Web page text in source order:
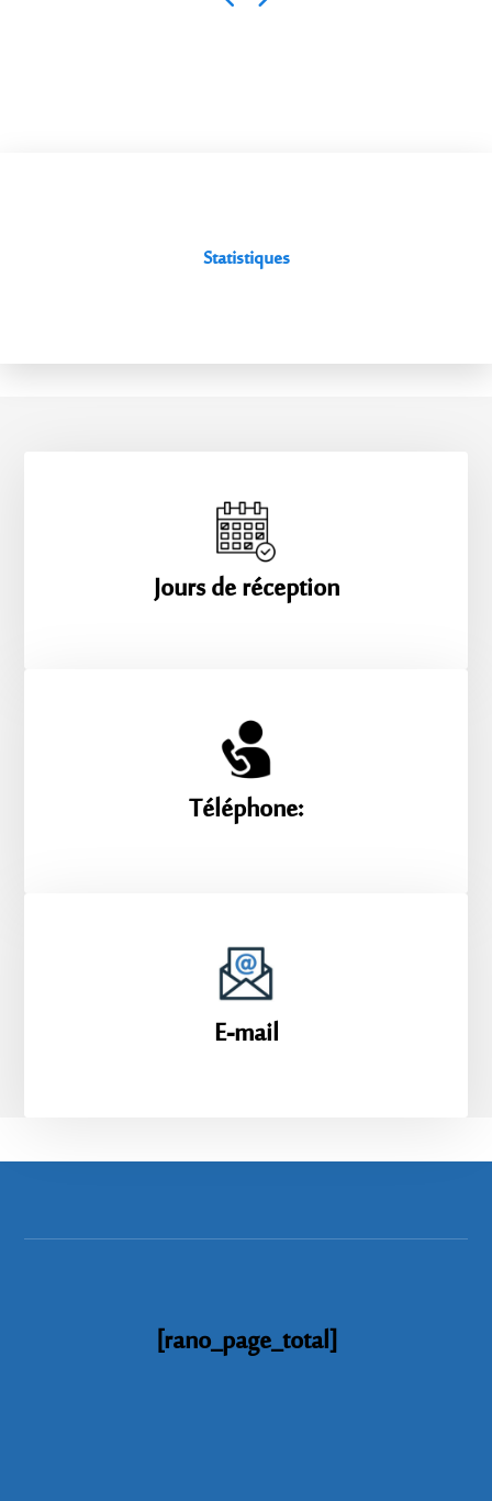
Statistiques
Jours de réception
Téléphone:
E-mail
[rano_page_total]